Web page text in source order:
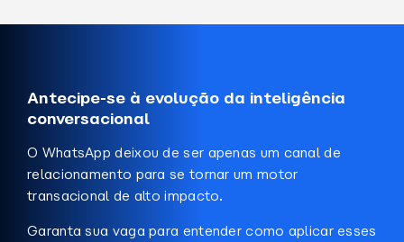
Antecipe-se à evolução da inteligência
conversacional
O WhatsApp deixou de ser apenas um canal de
relacionamento para se tornar um motor
transacional de alto impacto.
Garanta sua vaga para entender como aplicar esses